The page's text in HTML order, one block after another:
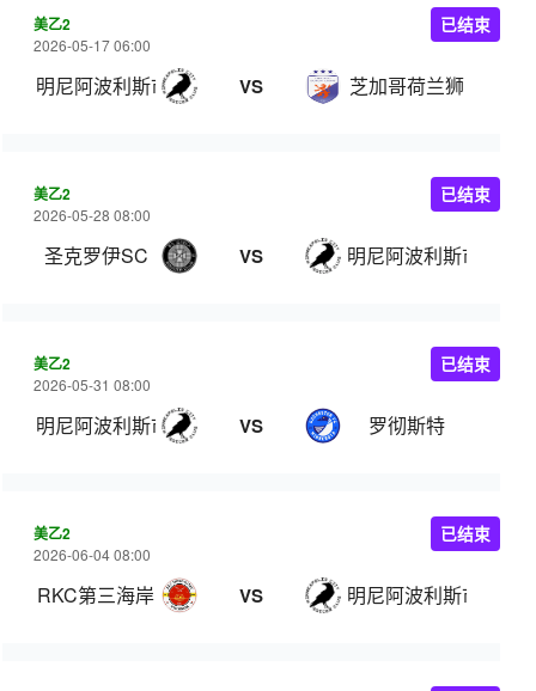
美乙2
2026-05-17 06:00
明尼阿波利斯市SC VS 芝加哥荷兰狮
已结束
美乙2
2026-05-28 08:00
圣克罗伊SC VS 明尼阿波利斯市SC
已结束
美乙2
2026-05-31 08:00
明尼阿波利斯市SC VS 罗彻斯特
已结束
美乙2
2026-06-04 08:00
RKC第三海岸 VS 明尼阿波利斯市SC
已结束